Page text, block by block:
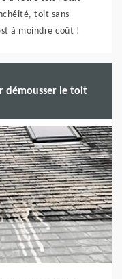
toit sans
à moindre coût !
démousser le toit